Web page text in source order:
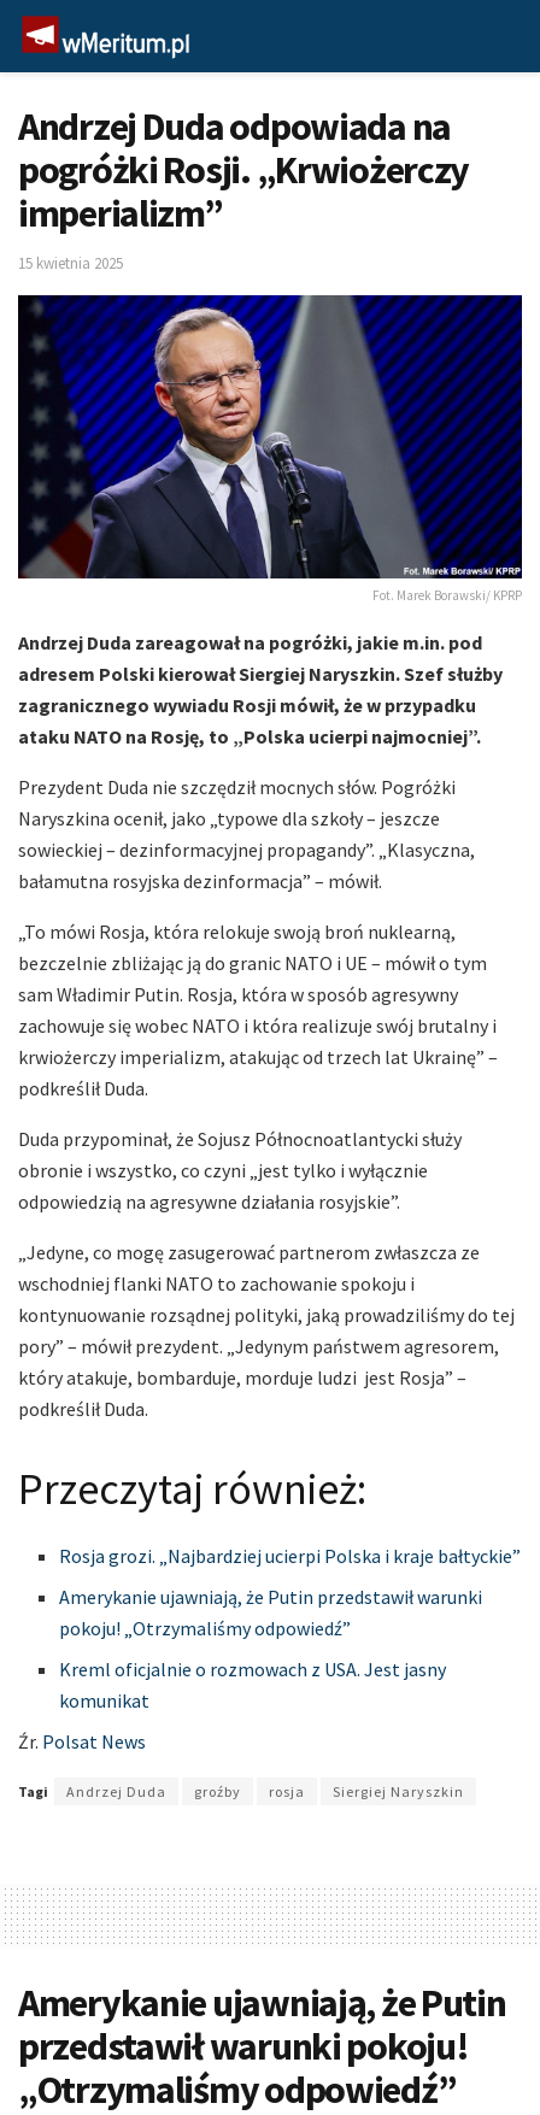
Andrzej Duda odpowiada na
pogróżki Rosji. „Krwiożerczy
imperializm”
15 kwietnia 2025
Fot. Marek Borawski/ KPRP
Andrzej Duda zareagował na pogróżki, jakie m.in. pod
adresem Polski kierował Siergiej Naryszkin. Szef służby
zagranicznego wywiadu Rosji mówił, że w przypadku
ataku NATO na Rosję, to „Polska ucierpi najmocniej”.
Prezydent Duda nie szczędził mocnych słów. Pogróżki
Naryszkina ocenił, jako „typowe dla szkoły – jeszcze
sowieckiej – dezinformacyjnej propagandy”. „Klasyczna,
bałamutna rosyjska dezinformacja” – mówił.
„To mówi Rosja, która relokuje swoją broń nuklearną,
bezczelnie zbliżając ją do granic NATO i UE – mówił o tym
sam Władimir Putin. Rosja, która w sposób agresywny
zachowuje się wobec NATO i która realizuje swój brutalny i
krwiożerczy imperializm, atakując od trzech lat Ukrainę” –
podkreślił Duda.
Duda przypominał, że Sojusz Północnoatlantycki służy
obronie i wszystko, co czyni „jest tylko i wyłącznie
odpowiedzią na agresywne działania rosyjskie”.
„Jedyne, co mogę zasugerować partnerom zwłaszcza ze
wschodniej flanki NATO to zachowanie spokoju i
kontynuowanie rozsądnej polityki, jaką prowadziliśmy do tej
pory” – mówił prezydent. „Jedynym państwem agresorem,
który atakuje, bombarduje, morduje ludzi jest Rosja” –
podkreślił Duda.
Przeczytaj również:
Rosja grozi. „Najbardziej ucierpi Polska i kraje bałtyckie”
Amerykanie ujawniają, że Putin przedstawił warunki
pokoju! „Otrzymaliśmy odpowiedź”
Kreml oficjalnie o rozmowach z USA. Jest jasny
komunikat
Źr. Polsat News
Tagi Andrzej Duda groźby rosja Siergiej Naryszkin
Amerykanie ujawniają, że Putin
przedstawił warunki pokoju!
„Otrzymaliśmy odpowiedź”